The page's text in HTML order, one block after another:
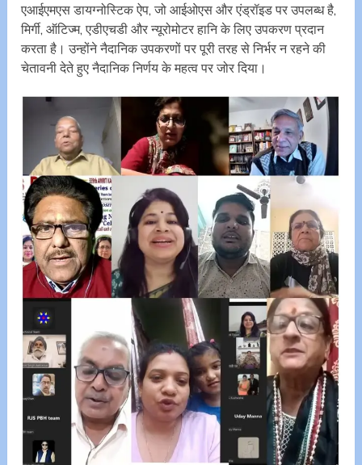
एआईएमएस डायग्नोस्टिक ऐप, जो आईओएस और एंड्रॉइड पर उपलब्ध है,
मिर्गी, ऑटिज्म, एडीएचडी और न्यूरोमोटर हानि के लिए उपकरण प्रदान
करता है। उन्होंने नैदानिक उपकरणों पर पूरी तरह से निर्भर न रहने की
चेतावनी देते हुए नैदानिक निर्णय के महत्व पर जोर दिया।